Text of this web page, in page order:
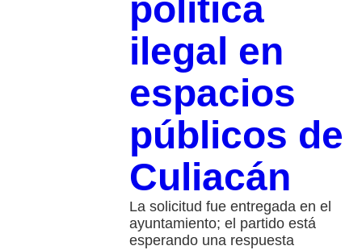
política
ilegal en
espacios
públicos de
Culiacán
La solicitud fue entregada en el
ayuntamiento; el partido está
esperando una respuesta